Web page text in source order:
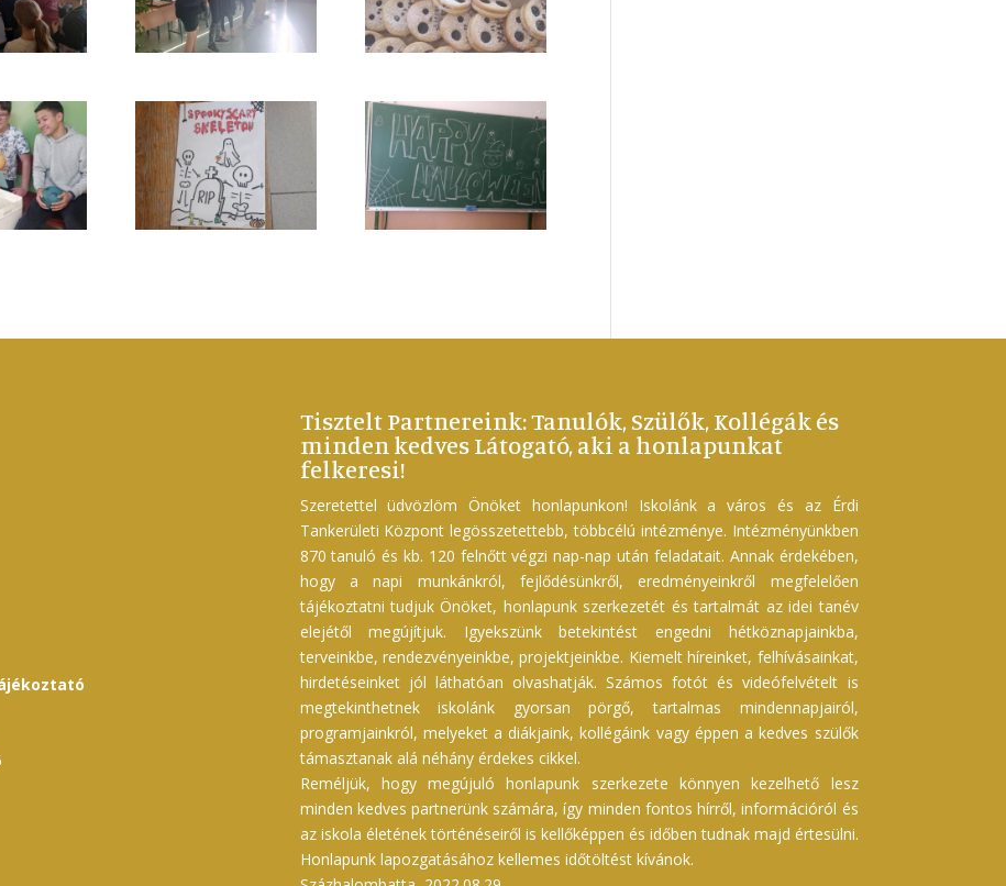
Tisztelt Partnereink: Tanulók, Szülők, Kollégák és
minden kedves Látogató, aki a honlapunkat
felkeresi!
Szeretettel üdvözlöm Önöket honlapunkon! Iskolánk a város és az Érdi
Tankerületi Központ legösszetettebb, többcélú intézménye. Intézményünkben
870 tanuló és kb. 120 felnőtt végzi nap-nap után feladatait. Annak érdekében,
hogy a napi munkánkról, fejlődésünkről, eredményeinkről megfelelően
tájékoztatni tudjuk Önöket, honlapunk szerkezetét és tartalmát az idei tanév
elejétől megújítjuk. Igyekszünk betekintést engedni hétköznapjainkba,
terveinkbe, rendezvényeinkbe, projektjeinkbe. Kiemelt híreinket, felhívásainkat,
hirdetéseinket jól láthatóan olvashatják. Számos fotót és videófelvételt is
megtekinthetnek iskolánk gyorsan pörgő, tartalmas mindennapjairól,
programjainkról, melyeket a diákjaink, kollégáink vagy éppen a kedves szülők
támasztanak alá néhány érdekes cikkel.
Reméljük, hogy megújuló honlapunk szerkezete könnyen kezelhető lesz
minden kedves partnerünk számára, így minden fontos hírről, információról és
az iskola életének történéseiről is kellőképpen és időben tudnak majd értesülni.
Honlapunk lapozgatásához kellemes időtöltést kívánok.